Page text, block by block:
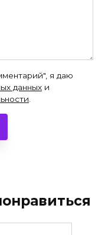
я даю
данных и